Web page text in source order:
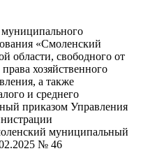
«Смоленский
области, свободного от
хозяйственного
а также
и среднего
приказом Управления
муниципальный
№ 46